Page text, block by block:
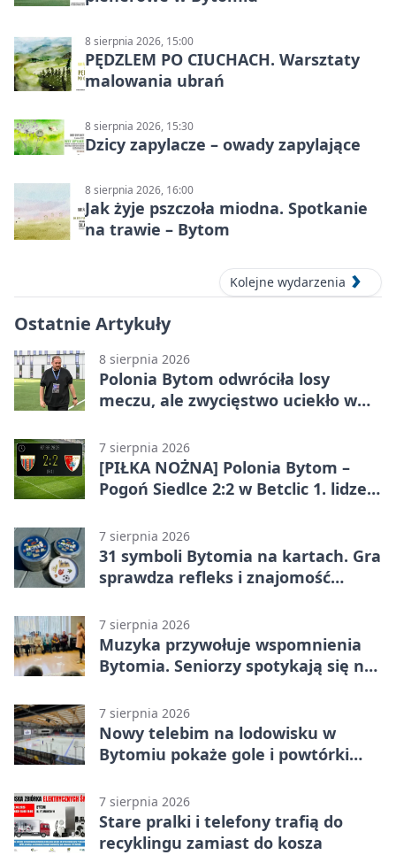
8 sierpnia 2026, 15:00
PĘDZLEM PO CIUCHACH. Warsztaty
malowania ubrań
8 sierpnia 2026, 15:30
Dzicy zapylacze – owady zapylające
8 sierpnia 2026, 16:00
Jak żyje pszczoła miodna. Spotkanie
na trawie – Bytom
Kolejne wydarzenia
Ostatnie Artykuły
8 sierpnia 2026
Polonia Bytom odwróciła losy
meczu, ale zwycięstwo uciekło w
7 sierpnia 2026
[PIŁKA NOŻNA] Polonia Bytom –
Pogoń Siedlce 2:2 w Betclic 1. lidze.
ale stracili zwycięstwo
7 sierpnia 2026
31 symboli Bytomia na kartach. Gra
sprawdza refleks i znajomość
7 sierpnia 2026
Muzyka przywołuje wspomnienia
Bytomia. Seniorzy spotykają się na
7 sierpnia 2026
Nowy telebim na lodowisku w
Bytomiu pokaże gole i powtórki
7 sierpnia 2026
Stare pralki i telefony trafią do
recyklingu zamiast do kosza